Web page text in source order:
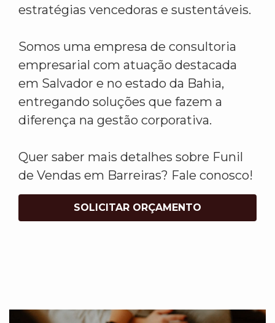
estratégias vencedoras e sustentáveis.
Somos uma empresa de consultoria
empresarial com atuação destacada
em Salvador e no estado da Bahia,
entregando soluções que fazem a
diferença na gestão corporativa.
Quer saber mais detalhes sobre Funil
de Vendas em Barreiras? Fale conosco!
SOLICITAR ORÇAMENTO